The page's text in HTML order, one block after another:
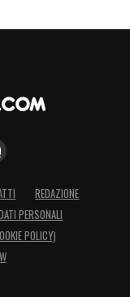
REDAZIONE
PERSONALI
POLICY)